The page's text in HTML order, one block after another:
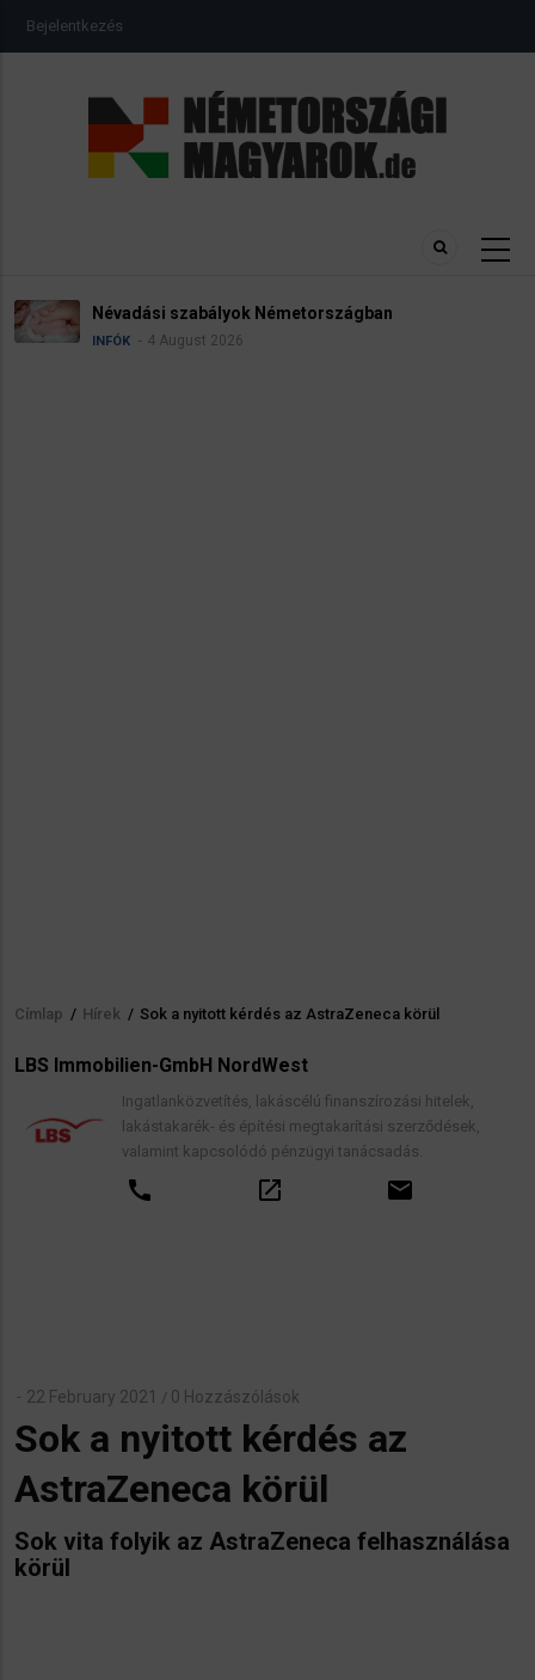
USER
ACCOUNT
Bejelentkezés
Névadási szabályok Németországban
INFÓK 4 August 2026
Morzsa
Címlap / Hírek / Sok a nyitott kérdés az AstraZeneca körül
LBS Immobilien-GmbH NordWest
Ingatlanközvetítés, lakáscélú finanszírozási hitelek,
lakástakarék- és építési megtakarítási szerződések,
valamint kapcsolódó pénzügyi tanácsadás.
call open_in_new email
22 February 2021 / 0 Hozzászólások
Sok a nyitott kérdés az
AstraZeneca körül
Sok vita folyik az AstraZeneca felhasználása
körül